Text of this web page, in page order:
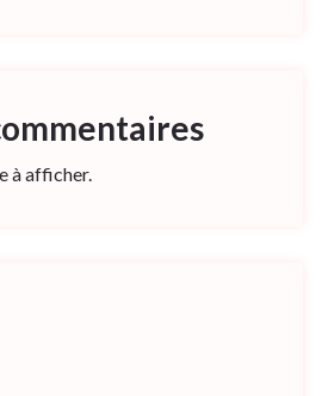
à afficher.